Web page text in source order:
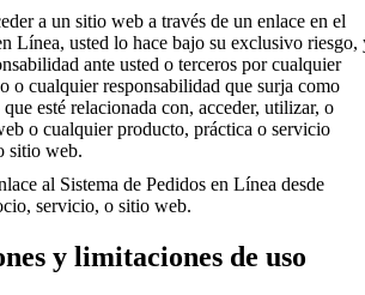
a un sitio web a través de un enlace en el
Línea, usted lo hace bajo su exclusivo riesgo,
ante usted o terceros por cualquier
o cualquier responsabilidad que surja como
esté relacionada con, acceder, utilizar, o
o cualquier producto, práctica o servicio
sitio web.
al Sistema de Pedidos en Línea desde
servicio, o sitio web.
y limitaciones de uso